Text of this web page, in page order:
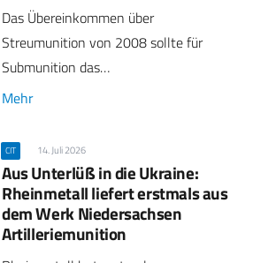
Das Übereinkommen über
Streumunition von 2008 sollte für
Submunition das…
Mehr
CIT 14. Juli 2026
Aus Unterlüß in die Ukraine:
Rheinmetall liefert erstmals aus
dem Werk Niedersachsen
Artilleriemunition